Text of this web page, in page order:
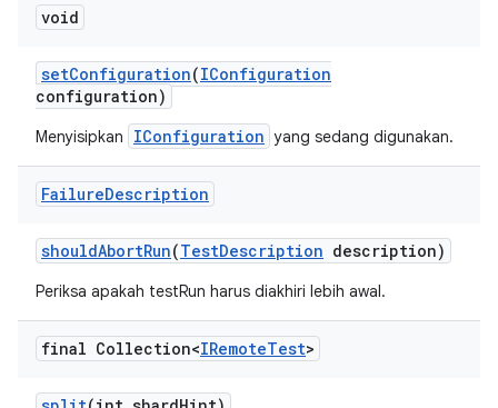
void
setConfiguration(IConfiguration
configuration)
Menyisipkan IConfiguration yang sedang digunakan.
FailureDescription
shouldAbortRun(TestDescription description)
Periksa apakah testRun harus diakhiri lebih awal.
final Collection<IRemoteTest>